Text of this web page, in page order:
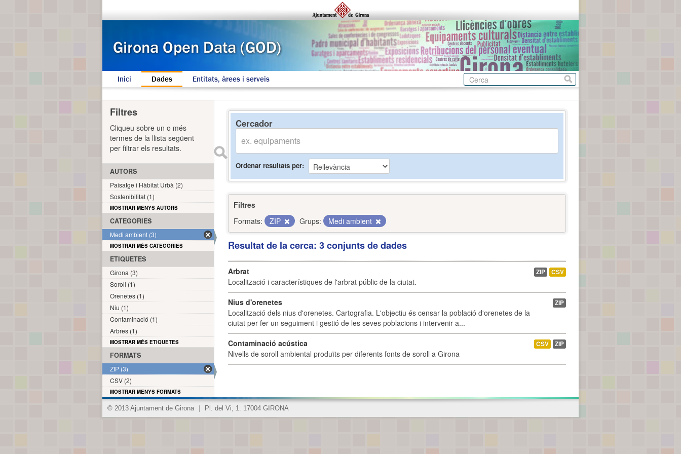
Inici Dades Entitats, àrees i serveis
Cercador
Ordenar resultats per
Filtres
Formats:
ZIP Grups: Medi ambient
Resultat de la cerca: 3 conjunts de dades
Arbrat
Localització i característiques de l'arbrat públic de la ciutat.
ZIP CSV
Nius d'orenetes
Localització dels nius d'orenetes. Cartografia. L'objectiu és censar la població d'orenetes de la
ciutat per fer un seguiment i gestió de les seves poblacions i intervenir a...
ZIP
Contaminació acústica
Nivells de soroll ambiental produïts per diferents fonts de soroll a Girona
CSV ZIP
Filtres
Cliqueu sobre un o més
termes de la llista següent
per filtrar els resultats.
AUTORS
Paisatge i Hàbitat Urbà (2)
Sostenibilitat (1)
MOSTRAR MENYS AUTORS
CATEGORIES
Medi ambient (3)
MOSTRAR MÉS CATEGORIES
ETIQUETES
Girona (3)
Soroll (1)
Orenetes (1)
Niu (1)
Contaminació (1)
Arbres (1)
MOSTRAR MÉS ETIQUETES
FORMATS
ZIP (3)
CSV (2)
MOSTRAR MENYS FORMATS
© 2013 Ajuntament de Girona Pl. del Vi, 1. 17004 GIRONA